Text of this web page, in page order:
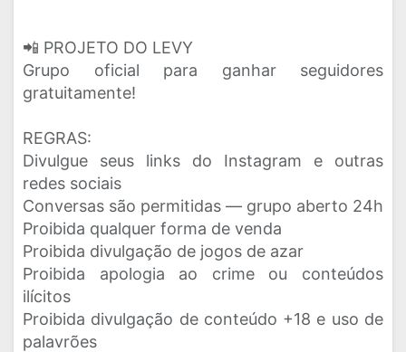
📲 PROJETO DO LEVY
Grupo oficial para ganhar seguidores
gratuitamente!
REGRAS:
Divulgue seus links do Instagram e outras
redes sociais
Conversas são permitidas — grupo aberto 24h
Proibida qualquer forma de venda
Proibida divulgação de jogos de azar
Proibida apologia ao crime ou conteúdos
ilícitos
Proibida divulgação de conteúdo +18 e uso de
palavrões